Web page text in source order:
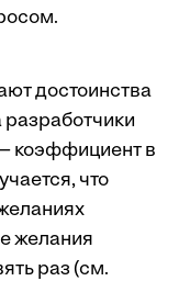
достоинства
разработчики
коэффициент в
что
желания
раз (см.